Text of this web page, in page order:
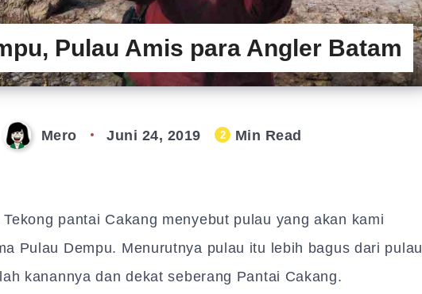
Pulau Amis para Angler Batam
Mero Juni 24, 2019 2 Min Read
Tekong pantai Cakang menyebut pulau yang akan kami
Pulau Dempu. Menurutnya pulau itu lebih bagus dari pulau
kanannya dan dekat seberang Pantai Cakang.